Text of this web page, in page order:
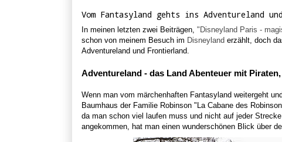
Vom Fantasyland gehts ins Adventureland
In meinen letzten zwei Beiträgen, "Disneyland Paris -
schon von meinem Besuch im Disneyland erzählt, doch
Adventureland und Frontierland.
Adventureland - das Land Abenteuer mit
Wenn man vom märchenhaften Fantasyland weitergeht
Baumhaus der Familie Robinson "La Cabane des
da man schon viel laufen muss und nicht auf jeder
angekommen, hat man einen wunderschönen Blick über